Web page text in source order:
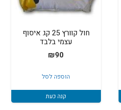
חול קוורץ 25 קג איסוף
עצמי בלבד
₪90
הוספה לסל
קנה כעת